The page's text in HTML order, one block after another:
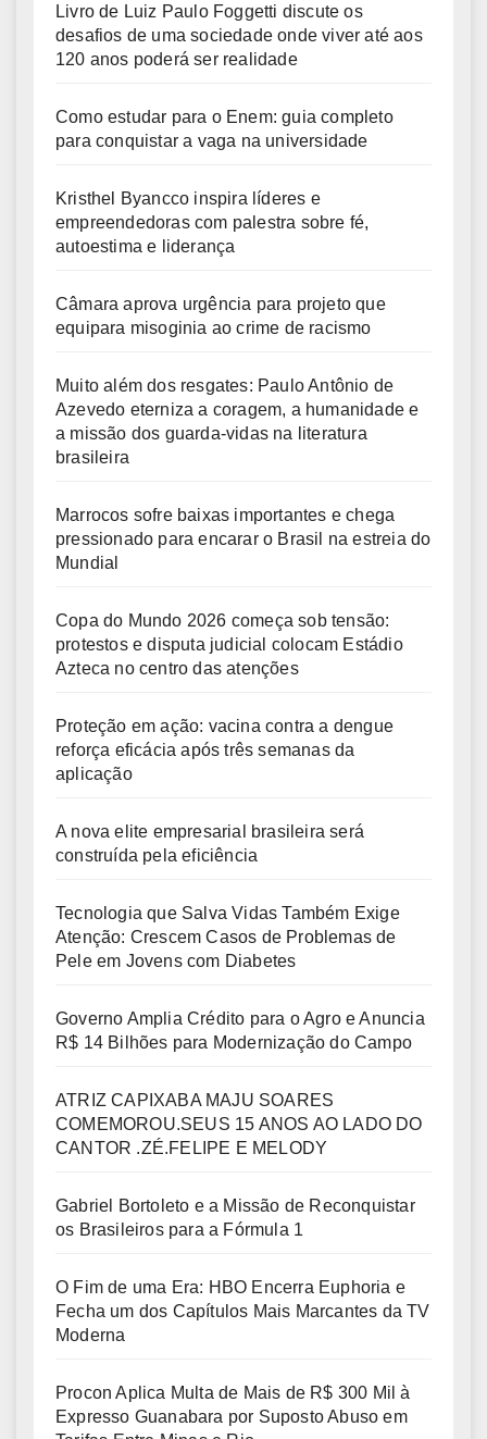
Livro de Luiz Paulo Foggetti discute os
desafios de uma sociedade onde viver até aos
120 anos poderá ser realidade
Como estudar para o Enem: guia completo
para conquistar a vaga na universidade
Kristhel Byancco inspira líderes e
empreendedoras com palestra sobre fé,
autoestima e liderança
Câmara aprova urgência para projeto que
equipara misoginia ao crime de racismo
Muito além dos resgates: Paulo Antônio de
Azevedo eterniza a coragem, a humanidade e
a missão dos guarda-vidas na literatura
brasileira
Marrocos sofre baixas importantes e chega
pressionado para encarar o Brasil na estreia do
Mundial
Copa do Mundo 2026 começa sob tensão:
protestos e disputa judicial colocam Estádio
Azteca no centro das atenções
Proteção em ação: vacina contra a dengue
reforça eficácia após três semanas da
aplicação
A nova elite empresarial brasileira será
construída pela eficiência
Tecnologia que Salva Vidas Também Exige
Atenção: Crescem Casos de Problemas de
Pele em Jovens com Diabetes
Governo Amplia Crédito para o Agro e Anuncia
R$ 14 Bilhões para Modernização do Campo
ATRIZ CAPIXABA MAJU SOARES
COMEMOROU.SEUS 15 ANOS AO LADO DO
CANTOR .ZÉ.FELIPE E MELODY
Gabriel Bortoleto e a Missão de Reconquistar
os Brasileiros para a Fórmula 1
O Fim de uma Era: HBO Encerra Euphoria e
Fecha um dos Capítulos Mais Marcantes da TV
Moderna
Procon Aplica Multa de Mais de R$ 300 Mil à
Expresso Guanabara por Suposto Abuso em